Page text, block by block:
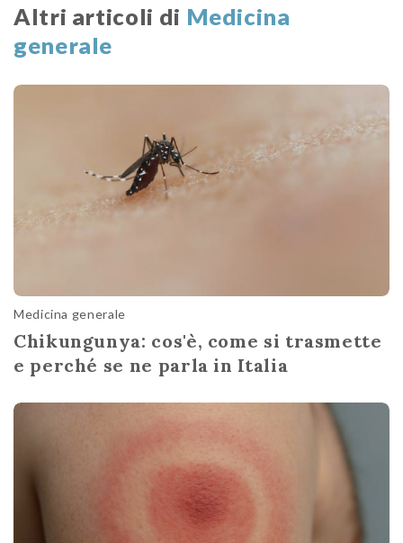
Altri articoli di Medicina
generale
Medicina generale
Chikungunya: cos'è, come si trasmette
e perché se ne parla in Italia